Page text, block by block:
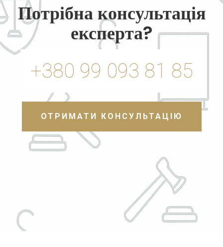
Потрібна консультація
експерта?
+380 99 093 81 85
ОТРИМАТИ КОНСУЛЬТАЦІЮ